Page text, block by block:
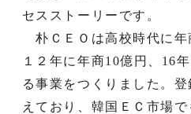
セスストーリーです。
朴ＣＥＯは高校時代に年
１２年に年商10億円、16
る事業をつくりました。
えており、韓国ＥＣ市場